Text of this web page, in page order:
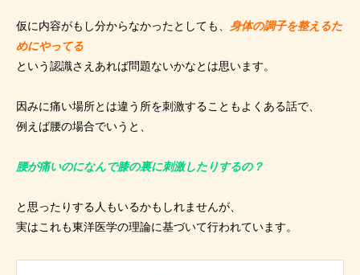
仮に内容がもし分からなかったとしても、 身体の調子を整えるた
めにやってる
という認識さえあれば問題ないかなとは思います。
因みに痛い場所とは違う所を刺激することもよくある話で、
例えば腰の場合でいうと、
腰が痛いのになんで膝の裏に刺激したりするの？
と思ったりする人もいるかもしれませんが、
実はこれも東洋医学の理論に基づいて行われています。